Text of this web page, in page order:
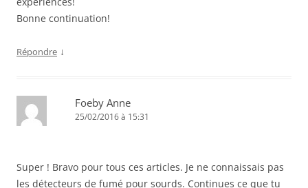
Bonne continuation!
Répondre ↓
Foeby Anne
25/02/2016 à 15:31
Super ! Bravo pour tous ces articles. Je ne connaissais pas
les détecteurs de fumé pour sourds. Continues ce que tu